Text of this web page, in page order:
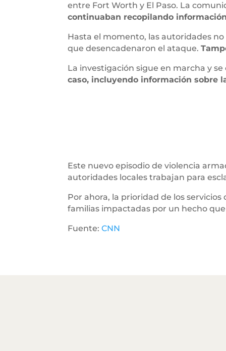
entre Fort Worth y El Paso. La
continuaban recopilando
Hasta el momento, las autoridades
que desencadenaron el ataque.
La investigación sigue en marcha y
caso, incluyendo información sobre
Este nuevo episodio de violencia
autoridades locales trabajan para
Por ahora, la prioridad de los
familias impactadas por un hecho
Fuente:CNN